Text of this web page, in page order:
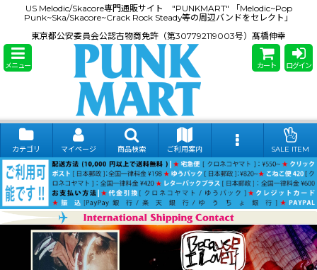
US Melodic/Skacore専門通販サイト "PUNKMART" 「Melodic~Pop
Punk~Ska/Skacore~Crack Rock Steady等の周辺バンドをセレクト」
東京都公安委員会公認古物商免許（第307792119003号）髙橋伸幸
メニュー カート ログイン
カテゴリ マイページ 商品検索 ご利用案内 SALE ITEM